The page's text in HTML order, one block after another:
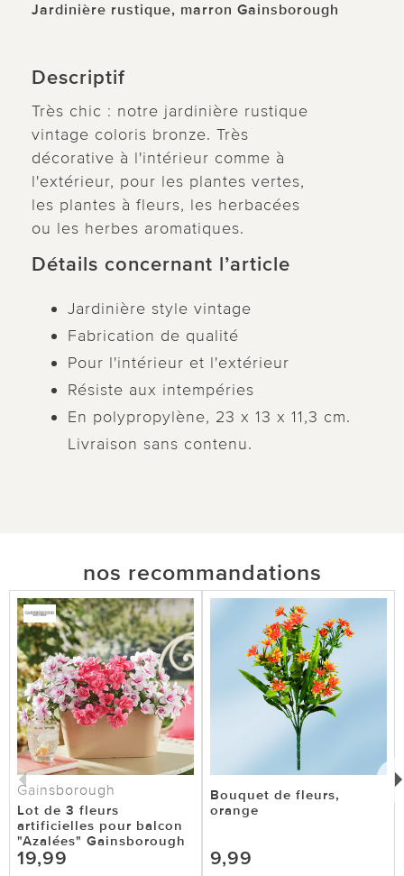
Jardinière rustique, marron Gainsborough
Descriptif
Très chic : notre jardinière rustique
vintage coloris bronze. Très
décorative à l'intérieur comme à
l'extérieur, pour les plantes vertes,
les plantes à fleurs, les herbacées
ou les herbes aromatiques.
Détails concernant l’article
Jardinière style vintage
Fabrication de qualité
Pour l'intérieur et l'extérieur
Résiste aux intempéries
En polypropylène, 23 x 13 x 11,3 cm.
Livraison sans contenu.
nos recommandations
Gainsborough
Lot de 3 fleurs
artificielles pour balcon
"Azalées" Gainsborough
19,99
Bouquet de fleurs,
orange
9,99